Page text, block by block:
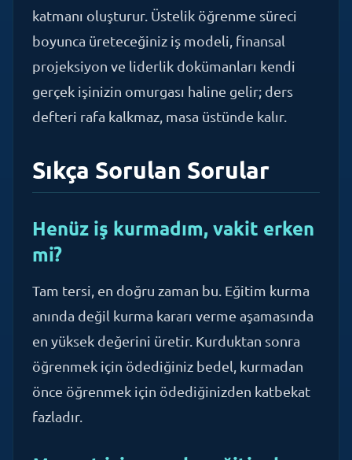
boyunca üreteceğiniz iş modeli, finansal
projeksiyon ve liderlik dokümanları kendi
gerçek işinizin omurgası haline gelir; ders
defteri rafa kalkmaz, masa üstünde kalır.
Henüz iş kurmadım, vakit erken
mi?
Tam tersi, en doğru zaman bu. Eğitim kurma
anında değil kurma kararı verme aşamasında
en yüksek değerini üretir. Kurduktan sonra
öğrenmek için ödediğiniz bedel, kurmadan
önce öğrenmek için ödediğinizden katbekat
fazladır.